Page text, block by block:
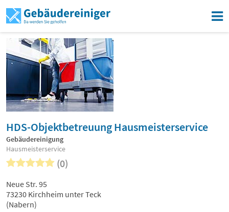
HDS-Objektbetreuung Hausmeisterservice
Gebäudereinigung
Hausmeisterservice
(0)
Neue Str. 95
73230 Kirchheim unter Teck
(Nabern)